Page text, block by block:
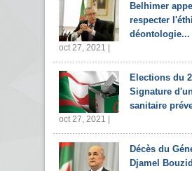
Belhimer
respecter
déontologie...
oct 27, 2021 |
Elections du
Signature
sanitaire
oct 27, 2021 |
Décès du
Djamel